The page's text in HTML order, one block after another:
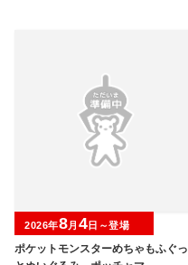
ポケットモンスターめちゃもふぐっ
2026年8月 4 日～登場